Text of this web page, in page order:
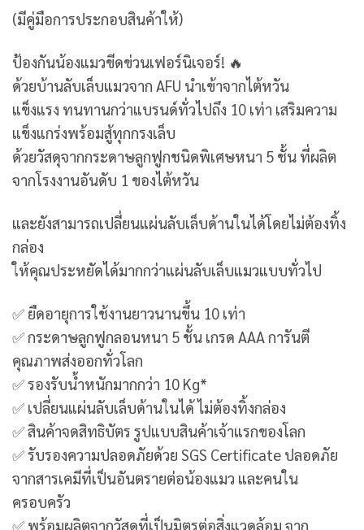
(มีคู่มือการประกอบสินค้าให้)
ป้องกันน้องแมวขีดข่วนเฟอร์นิเจอร์! 🔥
ด้วยบ้านลับเล็บแมวจาก AFU นำเข้าจากไต้หวัน
แข็งแรง ทนทานกว่าแบรนด์ทั่วไปถึง 10 เท่า เสริมความ
แข็งแกร่งพร้อมสู้ทุกกรงเล็บ
ด้วยวัสดุจากกระดาษลูกฟูกชนิดพิเศษหนา 5 ชั้น ที่ผลิต
จากโรงงานอันดับ 1 ของไต้หวัน
และยังสามารถเปลี่ยนแผ่นลับเล็บด้านในได้โดยไม่ต้องทิ้ง
กล่อง
ให้คุณประหยัดได้มากกว่าแผ่นลับเล็บแมวแบบทั่วไป
✅ ยืดอายุการใช้งานยาวนานขึ้น 10 เท่า
✅ กระดาษลูกฟูกลอนหนา 5 ชั้น เกรด AAA การันตี
คุณภาพส่งออกทั่วโลก
✅ รองรับน้ำหนักมากกว่า 10 Kg*
✅ เปลี่ยนแผ่นลับเล็บด้านในได้ ไม่ต้องทิ้งกล่อง
✅ สินค้าจดสิทธิบัตร รูปแบบสินค้าเจ้าแรกของโลก
✅ รับรองความปลอดภัยด้วย SGS Certificate ปลอดภัย
จากสารเคมีที่เป็นอันตรายต่อน้องแมว และคนใน
ครอบครัว
✅ พร้อมผลิตจากวัสดุที่เป็นมิตรต่อสิ่งแวดล้อม จาก